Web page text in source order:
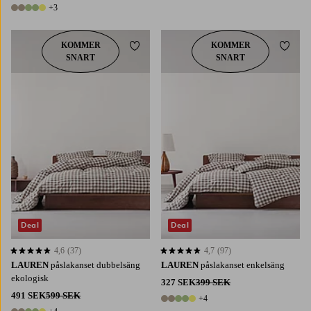
8 färger
+3
LAUREN påslakanset dubbelsäng
ekologisk
491 SEK599 SEK
4,6 baserat på 37 st betyg
4,6 (37)
KOMMER
SNART
Deal
Lägg till i favoriter
LAUREN påslakanset enkelsäng
327 SEK399 SEK
9 färger
+4
4,7 baserat på 97 st betyg
4,7 (97)
KOMMER
SNART
Deal
Lägg